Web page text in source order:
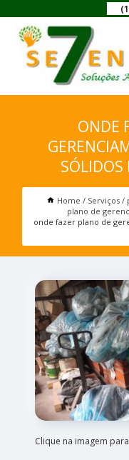
ONDE
SÓLIDOS
Home Serviços
plano de
onde fazer plano de
Clique na imagem